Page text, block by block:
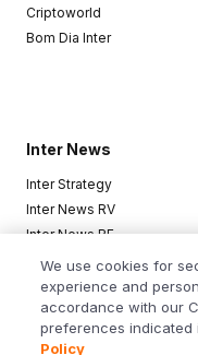
Criptoworld
Bom Dia Inter
Inter News
Inter Strategy
Inter News RV
Inter News RF
Top Funds
Baixe o app
We use cookies for
experience and
accordance with our
preferences indicated
Policy